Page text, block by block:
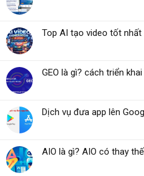
Top AI tạo video tốt nhất
GEO là gì? cách triển
Dịch vụ đưa app lên
AIO là gì? AIO có thay